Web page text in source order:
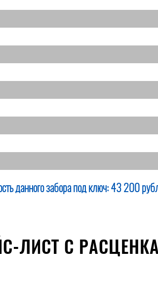
данного забора под ключ: 43 200
ЛИСТ С